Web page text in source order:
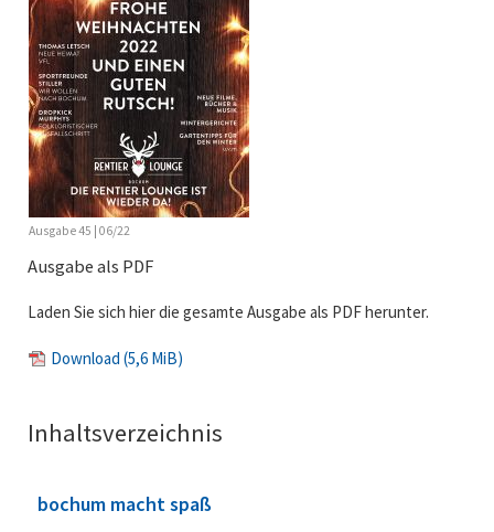
Ausgabe 45 | 06/22
Ausgabe als PDF
Laden Sie sich hier die gesamte Ausgabe als PDF herunter.
Download (5,6 MiB)
Inhaltsverzeichnis
bochum macht spaß